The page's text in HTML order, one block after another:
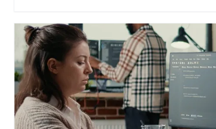
analiza, które rodzaje podłoży cieszą się
zainteresowaniem oraz jakie zmiany mogą
aby sprostać wymaganiom rynku. W tym
pakujące do ziemi ogrodowej muszą być
zaprogramowane, aby mogły obsługiwać
produkty, zapewniając jednocześnie wysoką
pakowania.